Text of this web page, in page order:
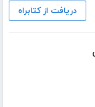
دریافت از کتابراه